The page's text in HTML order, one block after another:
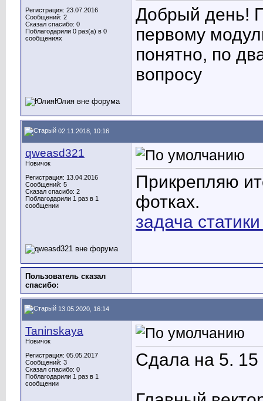
Регистрация: 23.07.2016
Сообщений: 2
Сказал спасибо: 0
Поблагодарили 0 раз(а) в 0
сообщениях
Добрый день!
первому
понятно, по
вопросу
02.11.2018, 10:16
qweasd321
Новичок
Регистрация: 13.04.2016
Сообщений: 5
Сказал спасибо: 2
Поблагодарили 1 раз в 1
сообщении
Прикрепляю
фотках.
задача
Пользователь сказал
cпасибо:
13.05.2020, 16:14
Taninskaya
Новичок
Регистрация: 05.05.2017
Сообщений: 3
Сказал спасибо: 0
Поблагодарили 1 раз в 1
сообщении
Сдала на 5. 15